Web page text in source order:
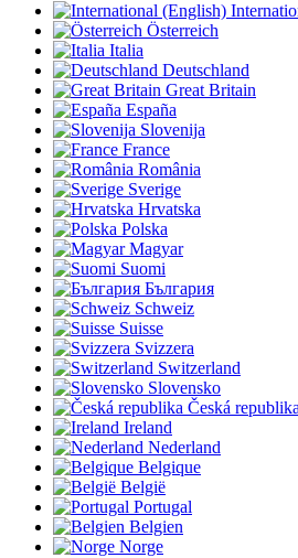
Österreich
Italia
Deutschland
Great Britain
España
Slovenija
France
România
Sverige
Hrvatska
Polska
Magyar
Suomi
България
Schweiz
Suisse
Svizzera
Switzerland
Slovensko
Česká republika
Ireland
Nederland
Belgique
België
Portugal
Belgien
Norge